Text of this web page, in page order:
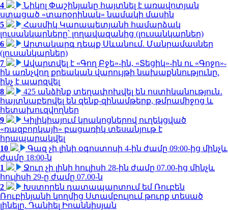
4
Նիկոլ Փաշինյանը հայտնել է առավոտյան
ստացած «տարօրինակ» նամակի մասին
5
Հասմիկ Կարապետյանի համարձակ
լուսանկարները՝ լողավազանից (լուսանկարներ)
6
Արտակարգ դեպք Սևանում. Մանրամասներ
(լուսանկարներ)
7
Ավարտվել է «Գող Բջե»-ին, «Տեցիկ»-ին ու «Գոջո»-
ին առնչվող քրեական վարույթի նախաքննությունը.
ինչ է պարզվել
8
425 անձինք տեղափոխվել են ոստիկանություն․
հայտնաբերվել են զենք-զինամթերք, թմրամիջոց և
հետախուզվողներ
9
Կիլիկիայում կրակոցներով ուղեկցված
«ռազբորկայի» բացառիկ տեսանյութ է
հրապարակվել
10
Գազ չի լինի օգոստոսի 4-ին ժամը 09:00-ից մինչև
ժամը 18:00-ն
1
Ջուր չի լինի հուլիսի 28-ին ժամը 07.00-ից մինչև
հուլիսի 29-ը ժամը 07.00-ն
2
Խստորեն դատապարտում եմ Ռուբեն
Ռուբինյանի կողմից Ստամբուլում թուրք տեսած
լինելը. Դանիել Իոաննիսյան